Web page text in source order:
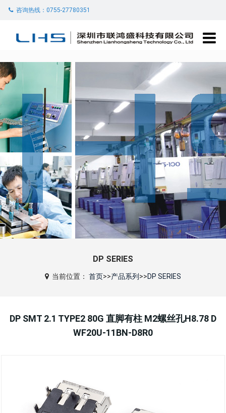
咨询热线：0755-27780351
DP SERIES
当前位置： 首页>>产品系列 >>DP SERIES
DP SMT 2.1 TYPE2 80G 直脚有柱 M2螺丝孔H8.78 D
WF20U-11BN-D8R0